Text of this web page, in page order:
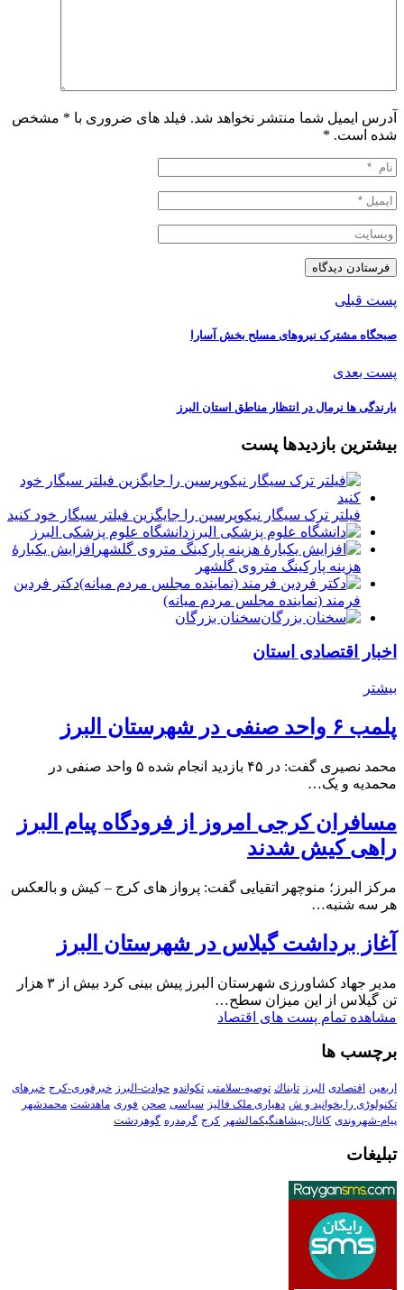
آدرس ایمیل شما منتشر نخواهد شد. فیلد های ضروری با * مشخص
شده است. *
پست قبلی
صبحگاه مشترک نیروهای مسلح بخش آسارا
پست بعدی
بارندگی ها نرمال در انتظار مناطق استان البرز
بیشترین بازدیدها پست
فیلتر ترک سیگار نیکوپرسین را جایگزین فیلتر سیگار خود کنید
دانشگاه علوم پزشکی البرز
افزایش یکبارۀ
هزینه پارکینگ متروی گلشهر
دكتر فردين
فرمند (نماينده مجلس مردم میانه)
سخنان بزرگان
اخبار اقتصادی استان
بیشتر
پلمب ۶ واحد صنفی در شهرستان البرز
محمد نصیری گفت: در ۴۵ بازدید انجام شده ۵ واحد صنفی در
محمدیه و یک…
مسافران کرجی امروز از فرودگاه پیام البرز
راهی کیش شدند
مرکز البرز؛ منوچهر اتقیایی گفت: پرواز های کرج – کیش و بالعکس
هر سه شنبه…
آغاز برداشت گیلاس در شهرستان البرز
مدیر جهاد کشاورزی شهرستان البرز پیش بینی کرد بیش از ۳ هزار
تن گیلاس از این میزان سطح…
مشاهده تمام پست های اقتصاد
برچسب ها
اربعین اقتصادی البرز تابناك توصیه-سلامتی تکواندو حوادث-البرز خبرفوری-کرج خبرهای
تکنولوڑی را بخوانید و ش دهیاری ملک فالیز سیاسی صحن فوری ماهدشت محمدشهر
پیام-شهروندی کانال-پیشاهنگیکمالشهر کرج گرمدره گوهردشت
تبلیغات